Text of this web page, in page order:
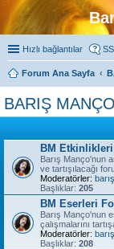
Hızlı bağlantılar
Forum Ana Sayfa
BARIŞ
BM
Barış Manço'nun
ve tartışılacağı
Moderatörler:
Başlıklar: 205
BM Eserleri
Barış Manço'nun
çalışmalarını
Moderatörler:
Başlıklar: 208